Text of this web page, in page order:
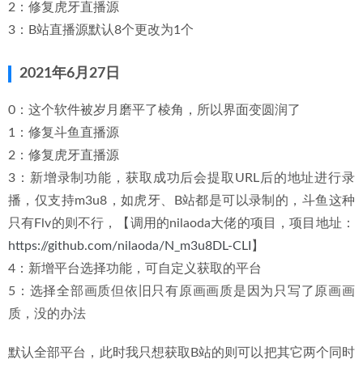
2：修复虎牙直播源
3：B站直播源默认8个更改为1个
2021年6月27日
0：这个软件被岁月磨平了棱角，所以界面变圆润了
1：修复斗鱼直播源
2：修复虎牙直播源
3：新增录制功能，获取成功后会提取URL后的地址进行录
播，仅支持m3u8，如虎牙、B站都是可以录制的，斗鱼这种
只有Flv的则不行，【调用的nilaoda大佬的项目，项目地址：
https://github.com/nilaoda/N_m3u8DL-CLI 】
4：新增平台选择功能，可自定义获取的平台
5：选择全部画质但依旧只有原画画质是因为只写了原画画
质，没的办法
默认全部平台，此时我只想获取B站的则可以把其它两个同时